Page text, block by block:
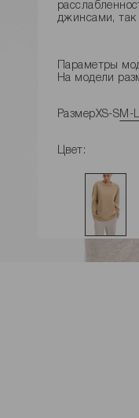
джинсами, так
Параметры
На модели
РазмерXS-SM-L
Цвет: